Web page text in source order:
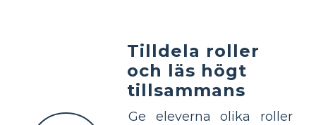
Tilldela roller
och läs högt
tillsammans
Ge eleverna olika roller